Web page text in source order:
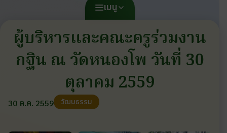
เมนู
ผู้บริหารและคณะครูร่วมงาน
กฐิน ณ วัดหนองโพ วันที่ 30
ตุลาคม 2559
30 ต.ค. 2559 วัฒนธรรม